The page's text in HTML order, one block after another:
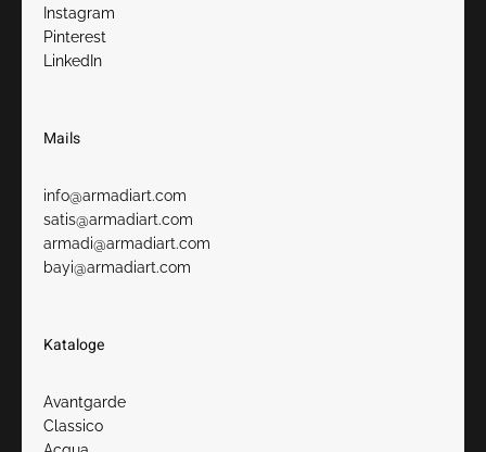
Instagram
Pinterest
LinkedIn
Mails
info@armadiart.com
satis@armadiart.com
armadi@armadiart.com
bayi@armadiart.com
Kataloge
Avantgarde
Classico